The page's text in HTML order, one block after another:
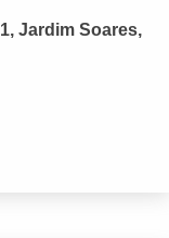
Jardim Soares,